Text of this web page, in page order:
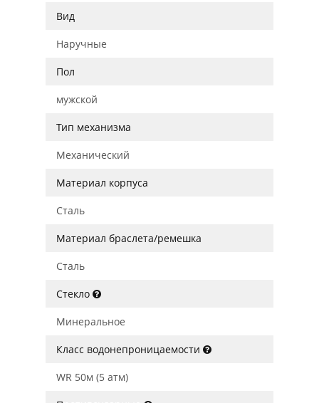
Вид
Наручные
Пол
мужской
Тип механизма
Механический
Материал корпуса
Сталь
Материал браслета/ремешка
Сталь
Стекло
Минеральное
Класс водонепроницаемости
WR 50м (5 атм)